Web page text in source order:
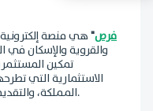
فرص"هي منصة
والقروية والإسكان في
تمكين
الاستثمارية التي
المملكة، والتقديم عليها إلكترونيًا بكل شفافية وسهولة.